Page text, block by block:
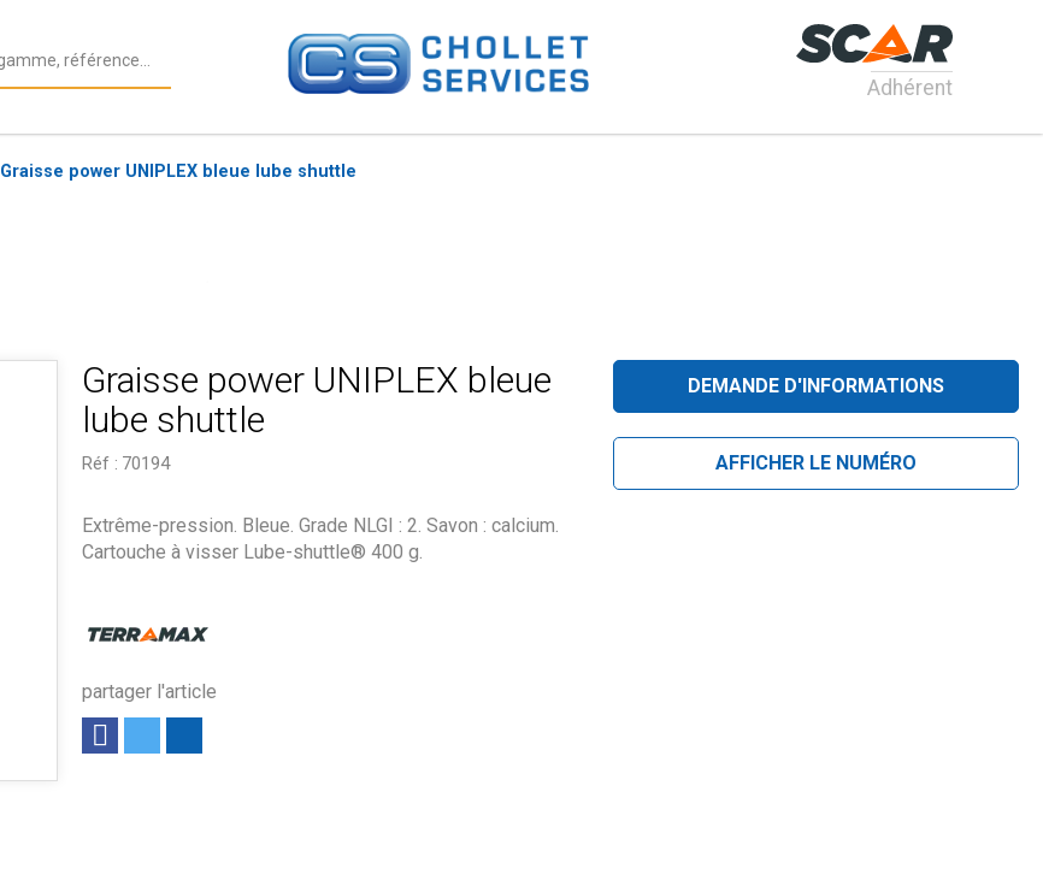
Adhérent
Graisse power UNIPLEX bleue lube shuttle
Graisse power UNIPLEX bleue
lube shuttle
Réf : 70194
partager l'article
Extrême-pression. Bleue. Grade NLGI : 2. Savon : calcium.
Cartouche à visser Lube-shuttle® 400 g.
DEMANDE D'INFORMATIONS
AFFICHER LE NUMÉRO